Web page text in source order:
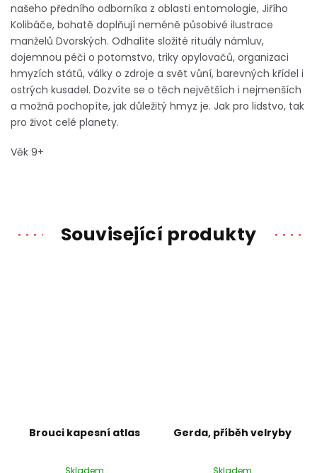
našeho předního odborníka z oblasti entomologie, Jiřího
Kolibáče, bohatě doplňují neméně působivé ilustrace
manželů Dvorských. Odhalíte složité rituály námluv,
dojemnou péči o potomstvo, triky opylovačů, organizaci
hmyzích států, války o zdroje a svět vůní, barevných křídel i
ostrých kusadel. Dozvíte se o těch největších i nejmenších
a možná pochopíte, jak důležitý hmyz je. Jak pro lidstvo, tak
pro život celé planety.
Věk 9+
Související produkty
Brouci kapesní atlas
Skladem
Gerda, příběh velryby
Skladem